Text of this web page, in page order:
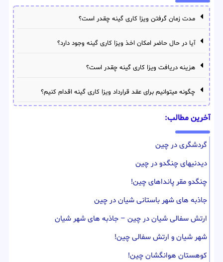
مدت زمان گرفتن ویزا کاری گینه چقدر است؟
آیا در حال حاضر امکان اخذ ویزا کاری گینه وجود دارد؟
هزینه دریافت ویزا کاری گینه چقدر است؟
چگونه میتوانیم برای عقد قرارداد ویزا کاری گینه اقدام کنیم؟
آخرین مطالب:
گردشگری در چین
دیدنیهای چنگدو در چین
چنگدو مقر پانداهای چین!
جاذبه های شهر باستانی شیان در چین
ارتش سفالی شیان در چین – جاذبه های شهر شیان
شهر شیان و ارتش سفالی چین!
کوهستان هوانگشان چین!